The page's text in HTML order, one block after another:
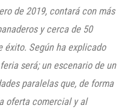
de 2019, contará con más
y cerca de 50
éxito. Según ha explicado
será; un escenario de un
paralelas que, de forma
oferta comercial y al